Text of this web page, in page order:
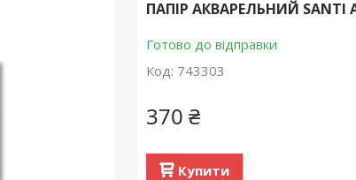
ПАПІР АКВАРЕЛЬНИЙ SANTI
Готово до відправки
Код: 743303
370 ₴
Купити